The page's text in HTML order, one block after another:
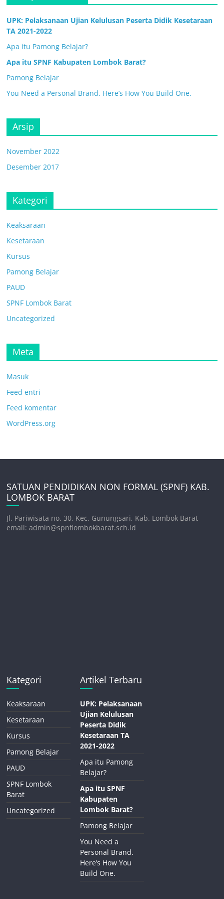
UPK: Pelaksanaan Ujian Kelulusan Peserta Didik Kesetaraan
TA 2021-2022
Apa itu Pamong Belajar?
Apa itu SPNF Kabupaten Lombok Barat?
Pamong Belajar
You Need a Personal Brand. Here’s How You Build One.
Arsip
November 2022
Desember 2017
Kategori
Keaksaraan
Kesetaraan
Kursus
Pamong Belajar
PAUD
SPNF Lombok Barat
Uncategorized
Meta
Masuk
Feed entri
Feed komentar
WordPress.org
SATUAN PENDIDIKAN NON FORMAL (SPNF) KAB.
LOMBOK BARAT
Jl. Pariwisata no. 30, Kec. Gunungsari, Kab. Lombok Barat
email: admin@spnflombokbarat.sch.id
Kategori
Keaksaraan
Kesetaraan
Kursus
Pamong Belajar
PAUD
SPNF Lombok
Barat
Uncategorized
Artikel Terbaru
UPK: Pelaksanaan
Ujian Kelulusan
Peserta Didik
Kesetaraan TA
2021-2022
Apa itu Pamong
Belajar?
Apa itu SPNF
Kabupaten
Lombok Barat?
Pamong Belajar
You Need a
Personal Brand.
Here’s How You
Build One.